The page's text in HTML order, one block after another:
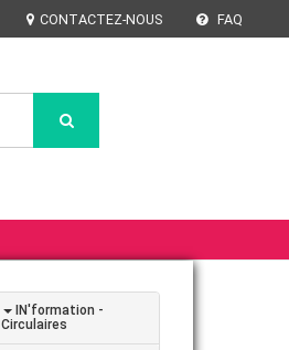
CONTACTEZ-NOUS FAQ
IN'formation -
Circulaires